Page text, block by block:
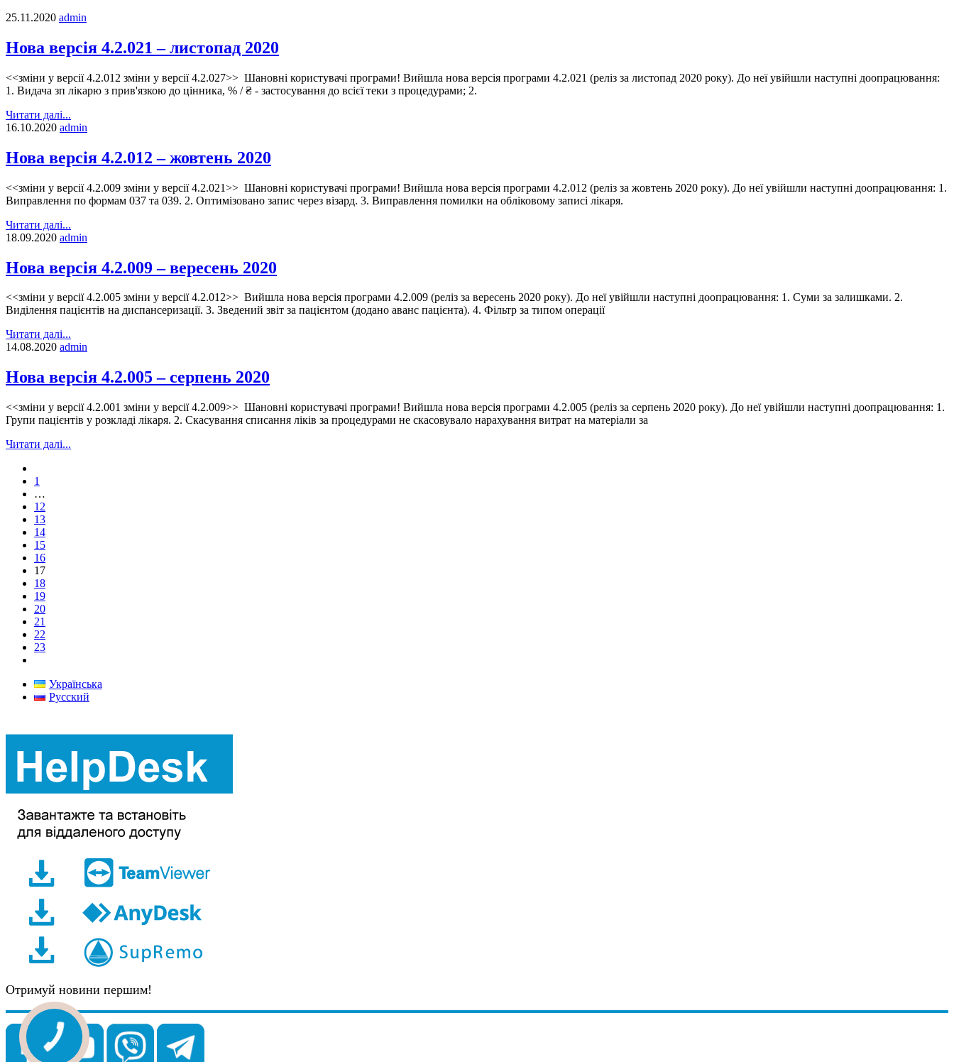
25.11.2020 admin
Нова версія 4.2.021 – листопад 2020
<<зміни у версії 4.2.012 зміни у версії 4.2.027>> Шановні користувачі програми! Вийшла нова версія програми 4.2.021 (реліз за листопад 2020 року). До неї увійшли наступні доопрацювання:
1. Видача зп лікарю з прив'язкою до цінника, % / ₴ - застосування до всієї теки з процедурами; 2.
Читати далі...
16.10.2020 admin
Нова версія 4.2.012 – жовтень 2020
<<зміни у версії 4.2.009 зміни у версії 4.2.021>> Шановні користувачі програми! Вийшла нова версія програми 4.2.012 (реліз за жовтень 2020 року). До неї увійшли наступні доопрацювання: 1.
Виправлення по формам 037 та 039. 2. Оптимізовано запис через візард. 3. Виправлення помилки на обліковому записі лікаря.
Читати далі...
18.09.2020 admin
Нова версія 4.2.009 – вересень 2020
<<зміни у версії 4.2.005 зміни у версії 4.2.012>> Вийшла нова версія програми 4.2.009 (реліз за вересень 2020 року). До неї увійшли наступні доопрацювання: 1. Суми за залишками. 2.
Виділення пацієнтів на диспансеризації. 3. Зведений звіт за пацієнтом (додано аванс пацієнта). 4. Фільтр за типом операції
Читати далі...
14.08.2020 admin
Нова версія 4.2.005 – серпень 2020
<<зміни у версії 4.2.001 зміни у версії 4.2.009>> Шановні користувачі програми! Вийшла нова версія програми 4.2.005 (реліз за серпень 2020 року). До неї увійшли наступні доопрацювання: 1.
Групи пацієнтів у розкладі лікаря. 2. Скасування списання ліків за процедурами не скасовувало нарахування витрат на матеріали за
Читати далі...
1
…
12
13
14
15
16
17
18
19
20
21
22
23
Українська
Русский
Отримуй новини першим!